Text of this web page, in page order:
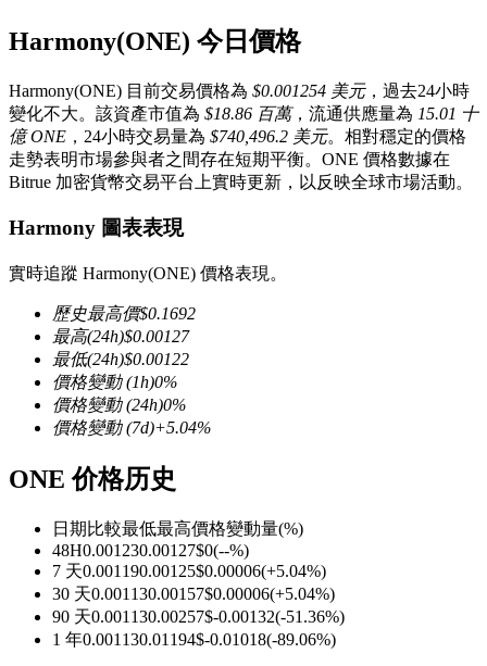
USDT永續
以數字貨幣為保證金的永續合約
TradFi
Harmony(ONE) 今日價格
Harmony(ONE) 目前交易價格為 $0.001254 美元，過去24小時
變化不大。該資產市值為 $18.86 百萬，流通供應量為 15.01 十
億 ONE ，24小時交易量為 $740,496.2 美元。相對穩定的價格
走勢表明市場參與者之間存在短期平衡。ONE 價格數據在
Bitrue 加密貨幣交易平台上實時更新，以反映全球市場活動。
Harmony 圖表表現
實時追蹤 Harmony(ONE) 價格表現。
歷史最高價$0.1692
最高(24h)$0.00127
最低(24h)$0.00122
價格變動(1h)0%
價格變動(24h)0%
價格變動(7d)+5.04%
ONE 价格历史
日期比較最低最高價格變動量(%)
48H0.001230.00127$0(--%)
7 天0.001190.00125$0.00006(+5.04%)
30 天0.001130.00157$0.00006(+5.04%)
90 天0.001130.00257$-0.00132(-51.36%)
1 年0.001130.01194$-0.01018(-89.06%)